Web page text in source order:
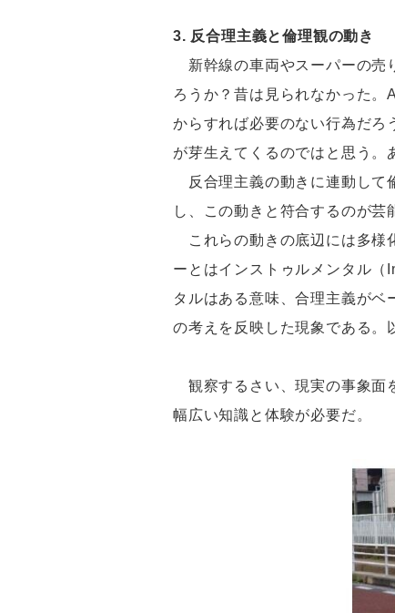
3. 反合理主義と倫理観の動き
新幹線の車両やスーパーの売
ろうか？昔は見られなかった
からすれば必要のない行為だろ
が芽生えてくるのではと思う。
反合理主義の動きに連動して
し、この動きと符合するのが芸
これらの動きの底辺には多様
ーとはインストゥルメンタル
タルはある意味、合理主義がベ
の考えを反映した現象である。
観察するさい、現実の事象面
幅広い知識と体験が必要だ。